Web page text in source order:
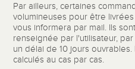
Par ailleurs, certaines
volumineuses pour être
vous informera par mail. Ils
renseignée par l'utilisateur,
un délai de 10 jours
calculés au cas par cas.